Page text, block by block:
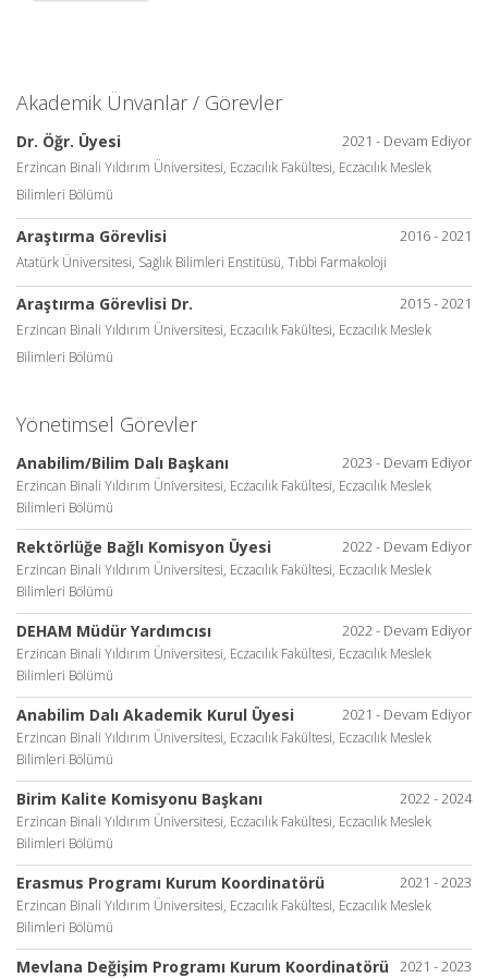
Akademik Ünvanlar / Görevler
2021 - Devam Ediyor
Dr. Öğr. Üyesi
Erzincan Binali Yıldırım Üniversitesi, Eczacılık Fakültesi, Eczacılık Meslek
Bilimleri Bölümü
2016 - 2021
Araştırma Görevlisi
Atatürk Üniversitesi, Sağlık Bilimleri Enstitüsü, Tıbbi Farmakoloji
2015 - 2021
Araştırma Görevlisi Dr.
Erzincan Binali Yıldırım Üniversitesi, Eczacılık Fakültesi, Eczacılık Meslek
Bilimleri Bölümü
Yönetimsel Görevler
2023 - Devam Ediyor
Anabilim/Bilim Dalı Başkanı
Erzincan Binali Yıldırım Üniversitesi, Eczacılık Fakültesi, Eczacılık Meslek
Bilimleri Bölümü
2022 - Devam Ediyor
Rektörlüğe Bağlı Komisyon Üyesi
Erzincan Binali Yıldırım Üniversitesi, Eczacılık Fakültesi, Eczacılık Meslek
Bilimleri Bölümü
2022 - Devam Ediyor
DEHAM Müdür Yardımcısı
Erzincan Binali Yıldırım Üniversitesi, Eczacılık Fakültesi, Eczacılık Meslek
Bilimleri Bölümü
2021 - Devam Ediyor
Anabilim Dalı Akademik Kurul Üyesi
Erzincan Binali Yıldırım Üniversitesi, Eczacılık Fakültesi, Eczacılık Meslek
Bilimleri Bölümü
2022 - 2024
Birim Kalite Komisyonu Başkanı
Erzincan Binali Yıldırım Üniversitesi, Eczacılık Fakültesi, Eczacılık Meslek
Bilimleri Bölümü
2021 - 2023
Erasmus Programı Kurum Koordinatörü
Erzincan Binali Yıldırım Üniversitesi, Eczacılık Fakültesi, Eczacılık Meslek
Bilimleri Bölümü
2021 - 2023
Mevlana Değişim Programı Kurum Koordinatörü